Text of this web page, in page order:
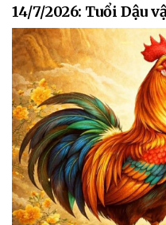
14/7/2026: Tuổi Dậu